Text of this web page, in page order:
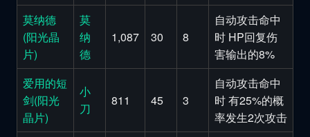
莫纳德
(阳光晶
片)
莫
纳
德
1,087 30 8
自动攻击命中
时 HP回复伤
害输出的8%
爱用的短
剑(阳光
晶片)
小
刀
811 45 3
自动攻击命中
时 有25%的概
率发生2次攻击